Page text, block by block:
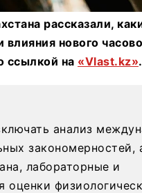
рассказали,
нового
ссылкой на «Vlast.kz».
анализ
закономерностей,
лабораторные и
оценки